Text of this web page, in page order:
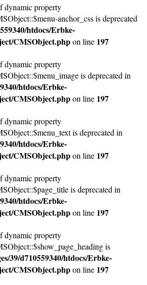
dynamic property
anchor_css is deprecated
htdocs/Erbke-
CMSObject.phpon line 197
dynamic property
is deprecated in
htdocs/Erbke-
CMSObject.phpon line 197
dynamic property
is deprecated in
htdocs/Erbke-
CMSObject.phpon line 197
dynamic property
is deprecated in
htdocs/Erbke-
CMSObject.phpon line 197
dynamic property
is
39/d710559340/htdocs/Erbke-
CMSObject.phpon line 197